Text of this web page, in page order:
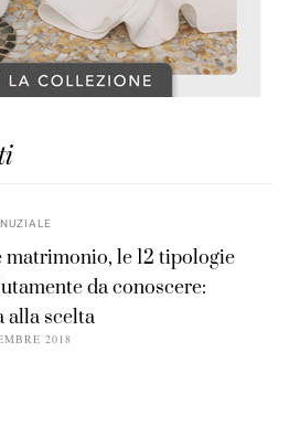
matrimonio, le 12 tipologie
da conoscere:
alla scelta
2018